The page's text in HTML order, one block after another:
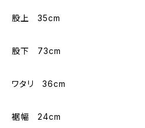
股上 35cm
股下 73cm
ワタリ 36cm
裾幅 24cm